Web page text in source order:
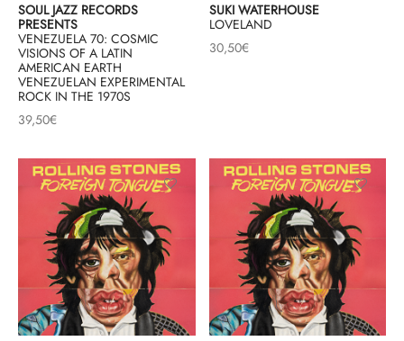
SOUL JAZZ RECORDS
PRESENTS
VENEZUELA 70: COSMIC
VISIONS OF A LATIN
AMERICAN EARTH
VENEZUELAN EXPERIMENTAL
ROCK IN THE 1970S
39,50€
SUKI WATERHOUSE
LOVELAND
30,50€